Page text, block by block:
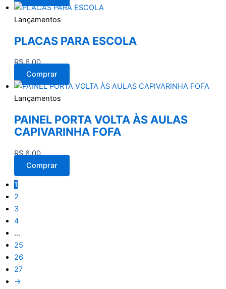
Lançamentos
PLACAS PARA ESCOLA
R$6,00
Comprar
Lançamentos
PAINEL PORTA VOLTA ÀS AULAS
CAPIVARINHA FOFA
R$6,00
Comprar
1
2
3
4
…
25
26
27
→